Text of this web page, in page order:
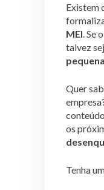
Existem
MEI. Se
talvez
Quer
os
Tenha